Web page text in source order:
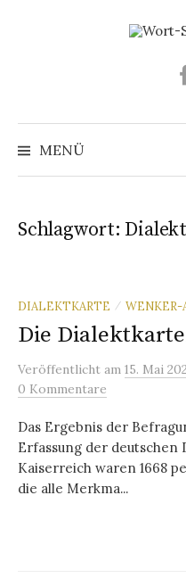
MENÜ
Schlagwort:
DIALEKTKARTE / WENKER-
Die
Veröffentlicht am 15. Mai
0 Kommentare
Das Ergebnis der
Erfassung der deutschen
Kaiserreich waren 1668
die alle Merkma...